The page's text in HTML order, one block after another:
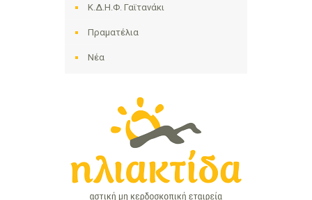
Κ.Δ.Η.Φ. Γαϊτανάκι
Πραματέλια
Νέα